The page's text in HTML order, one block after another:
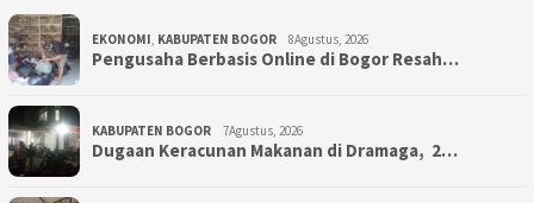
EKONOMI, KABUPATEN BOGOR 8Agustus, 2026
Pengusaha Berbasis Online di Bogor Resah…
KABUPATEN BOGOR 7Agustus, 2026
‎Dugaan Keracunan Makanan di Dramaga, 2…